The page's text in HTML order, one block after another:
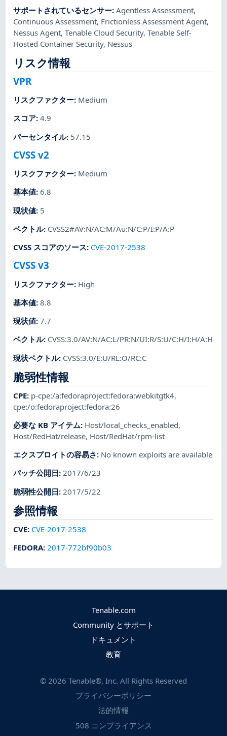
サポートされているセンサー:Agentless Assessment,
Continuous Assessment, Frictionless Assessment Agent,
Nessus Agent,Tenable Cloud Security,Tenable Self-
Hosted Container Security, Nessus
リスク情報
VPR
リスクファクター: Medium
スコア:4.9
パーセンタイル: 57.15
CVSS v2
リスクファクター: Medium
基本値:6.8
現状値: 5
ベクトル: CVSS2#AV:N/AC:M/Au:N/C:P/I:P/A:P
CVSS スコアのソース: CVE-2017-2538
CVSS v3
リスクファクター: High
基本値:8.8
現状値:7.7
ベクトル: CVSS:3.0/AV:N/AC:L/PR:N/UI:R/S:U/C:H/I:H/A:H
現状ベクトル: CVSS:3.0/E:U/RL:O/RC:C
脆弱性情報
CPE: p-cpe:/a:fedoraproject:fedora:webkitgtk4,
cpe:/o:fedoraproject:fedora:26
必要な KB アイテム: Host/local_checks_enabled,
Host/RedHat/release, Host/RedHat/rpm-list
エクスプロイトの容易さ: No known exploits are available
パッチ公開日:2017/6/23
脆弱性公開日: 2017/5/22
参照情報
CVE: CVE-2017-2538
FEDORA: 2017-772bf90b03
Tenable.com
Community とサポート
ドキュメント
教育
© 2026 Tenable®, Inc. All Rights Reserved
プライバシーポリシー
法的情報
508 コンプライアンス